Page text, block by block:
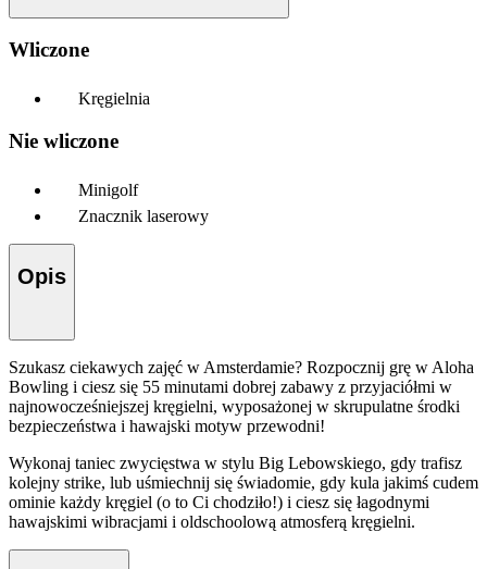
Wliczone
Kręgielnia
Nie wliczone
Minigolf
Znacznik laserowy
Opis
Szukasz ciekawych zajęć w Amsterdamie? Rozpocznij grę w Aloha
Bowling i ciesz się 55 minutami dobrej zabawy z przyjaciółmi w
najnowocześniejszej kręgielni, wyposażonej w skrupulatne środki
bezpieczeństwa i hawajski motyw przewodni!
Wykonaj taniec zwycięstwa w stylu Big Lebowskiego, gdy trafisz
kolejny strike, lub uśmiechnij się świadomie, gdy kula jakimś cudem
ominie każdy kręgiel (o to Ci chodziło!) i ciesz się łagodnymi
hawajskimi wibracjami i oldschoolową atmosferą kręgielni.